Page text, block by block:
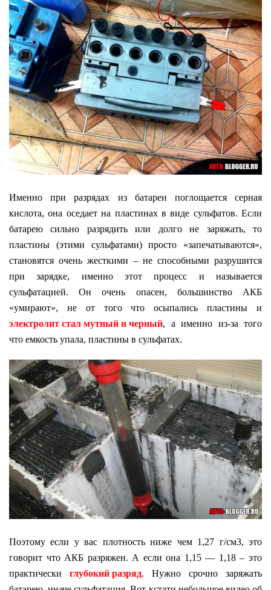
Именно при разрядах из батареи поглощается серная
кислота, она оседает на пластинах в виде сульфатов. Если
батарею сильно разрядить или долго не заряжать, то
пластины (этими сульфатами) просто «запечатываются»,
становятся очень жесткими – не способными разрушится
при зарядке, именно этот процесс и называется
сульфатацией. Он очень опасен, большинство АКБ
«умирают», не от того что осыпались пластины и
электролит стал мутный и черный, а именно из-за того
что емкость упала, пластины в сульфатах.
Поэтому если у вас плотность ниже чем 1,27 г/см3, это
говорит что АКБ разряжен. А если она 1,15 — 1,18 – это
практически глубокий разряд. Нужно срочно заряжать